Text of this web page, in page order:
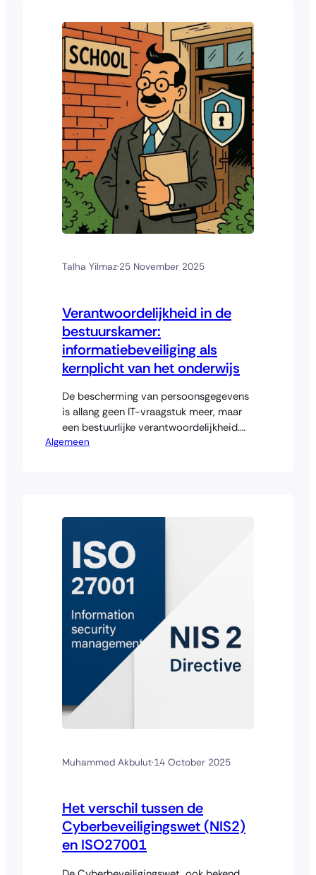
bottom-up aanpak maakt daarin het
verschil. Begin waar het werk gebeurt…
Talha Yilmaz·25 November 2025
Verantwoordelijkheid in de
bestuurskamer:
informatiebeveiliging als
kernplicht van het onderwijs
De bescherming van persoonsgegevens
is allang geen IT-vraagstuk meer, maar
een bestuurlijke verantwoordelijkheid.
Voor onderwijsinstellingen, in het
gegevens van minderjarigen, en dat
ook verplicht. Wettelijk, organisatorisch
en maatschappelijk. Waar veel sectoren
nog…
Algemeen
Muhammed Akbulut·14 October 2025
Het verschil tussen de
Cyberbeveiligingswet (NIS2)
en ISO27001